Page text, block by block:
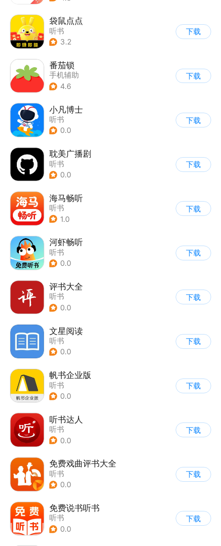
袋鼠点点
听书
3.2
下载
番茄锁
手机辅助
4.6
下载
小凡博士
听书
0.0
下载
耽美广播剧
听书
0.0
下载
海马畅听
听书
1.0
下载
河虾畅听
听书
0.0
下载
评书大全
听书
0.0
下载
文星阅读
听书
0.0
下载
帆书企业版
听书
0.0
下载
听书达人
听书
0.0
下载
免费戏曲评书大全
听书
0.0
下载
免费说书听书
听书
0.0
下载